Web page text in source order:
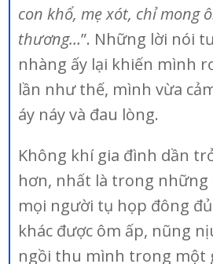
con khổ, mẹ xót, chỉ mong
thương…”. Những lời nói
nhàng ấy lại khiến mình
lần như thế, mình vừa
áy náy và đau lòng.
Không khí gia đình dần
hơn, nhất là trong những
mọi người tụ họp đông
khác được ôm ấp, nũng
ngồi thu mình trong một